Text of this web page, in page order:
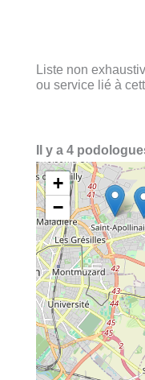
Liste non
ou service lié à
Il y a 4
+
−